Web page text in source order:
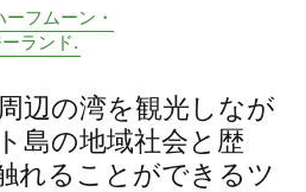
ーフムーン・
ランド.
辺の湾を観光しなが
島の地域社会と歴
れることができるツ